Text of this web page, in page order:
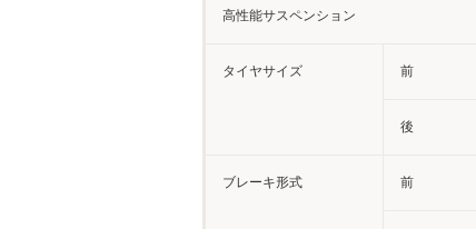
高性能サスペンション
タイヤサイズ 前
後
ブレーキ形式 前